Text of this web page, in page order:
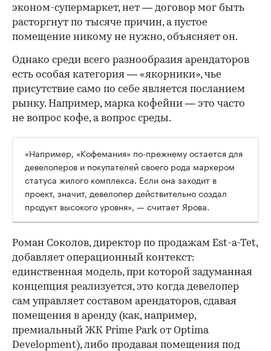
эконом-супермаркет, нет — договор мог быть
расторгнут по тысяче причин, а пустое
помещение никому не нужно, объясняет он.
Однако среди всего разнообразия арендаторов
есть особая категория — «якорники», чье
присутствие само по себе является посланием
рынку. Например, марка кофейни — это часто
не вопрос кофе, а вопрос среды.
«Например, «Кофемания» по-прежнему остается для
девелоперов и покупателей своего рода маркером
статуса жилого комплекса. Если она заходит в
проект, значит, девелопер действительно создал
продукт высокого уровня», — считает Ярова.
Роман Соколов, директор по продажам Est-a-Tet,
добавляет операционный контекст:
единственная модель, при которой задуманная
концепция реализуется, это когда девелопер
сам управляет составом арендаторов, сдавая
помещения в аренду (как, например,
премиальный ЖК Prime Park от Optima
Development), либо продавая помещения под